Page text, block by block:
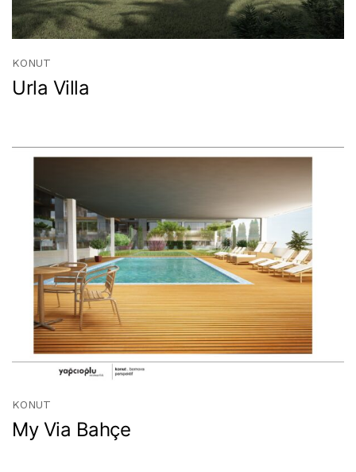
KONUT
Urla Villa
KONUT
My Via Bahçe